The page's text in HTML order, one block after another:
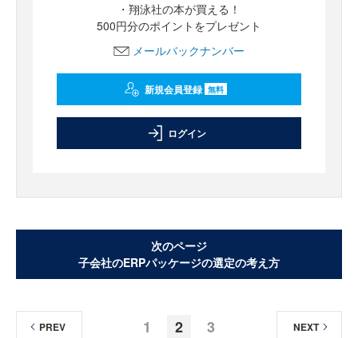
・翔泳社の本が買える！
500円分のポイントをプレゼント
メールバックナンバー
新規会員登録 無料
ログイン
次のページ
子会社のERPパッケージの選定の考え方
1 2 3
PREV NEXT